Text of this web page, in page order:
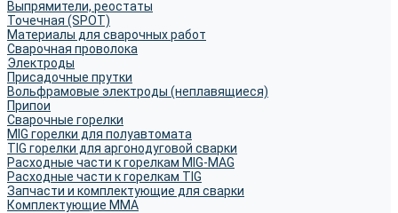
Выпрямители, реостаты
Точечная (SPOT)
Материалы для сварочных работ
Сварочная проволока
Электроды
Присадочные прутки
Вольфрамовые электроды (неплавящиеся)
Припои
Сварочные горелки
MIG горелки для полуавтомата
TIG горелки для аргонодуговой сварки
Расходные части к горелкам MIG-MAG
Расходные части к горелкам TIG
Запчасти и комплектующие для сварки
Комплектующие ММА